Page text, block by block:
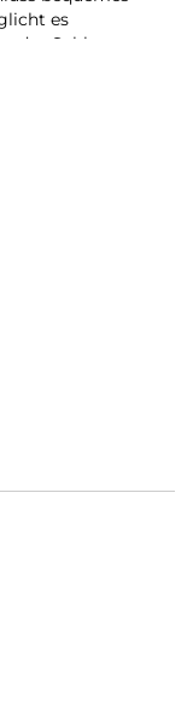
es
Schloss zu
und in der Ferne